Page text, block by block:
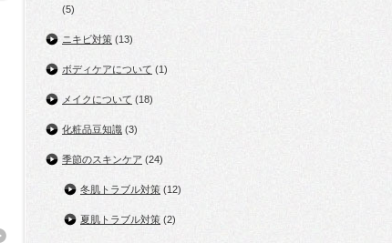
(5)
ニキビ対策 (13)
ボディケアについて (1)
メイクについて (18)
化粧品豆知識 (3)
季節のスキンケア (24)
冬肌トラブル対策 (12)
夏肌トラブル対策 (2)